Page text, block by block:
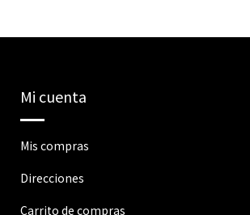
Mi cuenta
Mis compras
Direcciones
Carrito de compras